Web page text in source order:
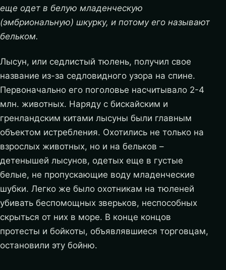
еще одет в белую младенческую
(эмбриональную) шкурку, и потому его называют
бельком.
Лысун, или седлистый тюлень, получил свое
название из-за седловидного узора на спине.
Первоначально его поголовье насчитывало 2-4
млн. животных. Наряду с бискайским и
гренландским китами лысуны были главным
объектом истребления. Охотились не только на
взрослых животных, но и на бельков –
детенышей лысунов, одетых еще в густые
белые, не пропускающие воду младенческие
шубки. Легко же было охотникам на тюленей
убивать беспомощных зверьков, неспособных
скрыться от них в море. В конце концов
протесты и бойкоты, объявлявшиеся торговцам,
остановили эту бойню.